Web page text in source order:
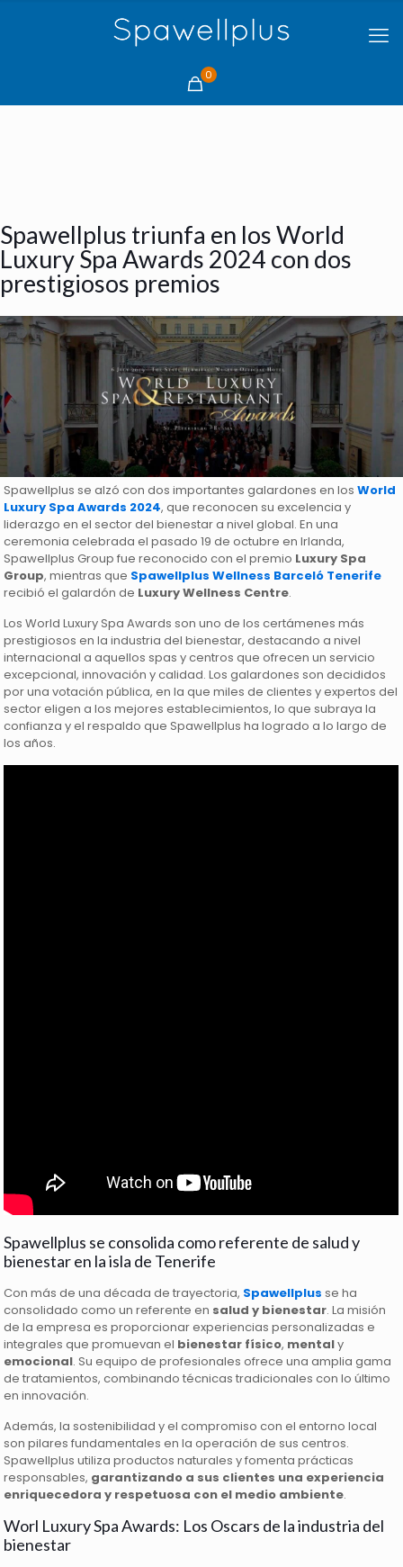
0
Spawellplus triunfa en los World
Luxury Spa Awards 2024 con dos
prestigiosos premios
Spawellplus se alzó con dos importantes galardones en losWorld
Luxury Spa Awards 2024, que reconocen su excelencia y
liderazgo en el sector del bienestar a nivel global. En una
ceremonia celebrada el pasado 19 de octubre en Irlanda,
Spawellplus Group fue reconocido con el premio Luxury Spa
Group, mientras que Spawellplus Wellness Barceló Tenerife
recibió el galardón de Luxury Wellness Centre.
Los World Luxury Spa Awards son uno de los certámenes más
prestigiosos en la industria del bienestar, destacando a nivel
internacional a aquellos spas y centros que ofrecen un servicio
excepcional, innovación y calidad. Los galardones son decididos
por una votación pública, en la que miles de clientes y expertos del
sector eligen a los mejores establecimientos, lo que subraya la
confianza y el respaldo que Spawellplus ha logrado a lo largo de
los años.
Spawellplus se consolida como referente de salud y
bienestar en la isla de Tenerife
Con más de una década de trayectoria, Spawellplus se ha
consolidado como un referente en salud y bienestar. La misión
de la empresa es proporcionar experiencias personalizadas e
integrales que promuevan el bienestar físico, mentaly
emocional. Su equipo de profesionales ofrece una amplia gama
de tratamientos, combinando técnicas tradicionales con lo último
en innovación.
Además, la sostenibilidad y el compromiso con el entorno local
son pilares fundamentales en la operación de sus centros.
Spawellplus utiliza productos naturales y fomenta prácticas
responsables, garantizando a sus clientes una experiencia
enriquecedora y respetuosa con el medio ambiente.
Worl Luxury Spa Awards: Los Oscars de la industria del
bienestar